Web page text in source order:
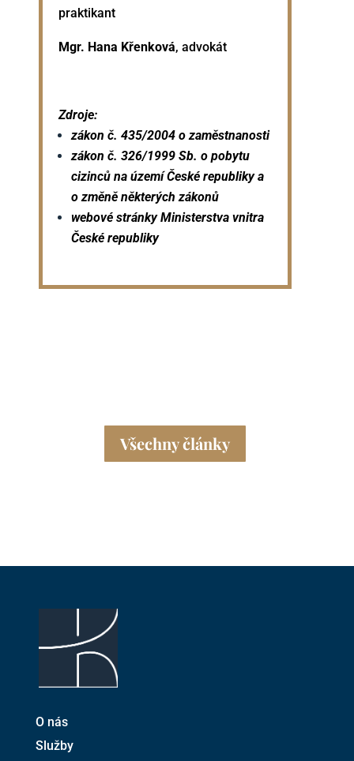
praktikant
Mgr. Hana Křenková, advokát
Zdroje:
zákon č. 435/2004 o zaměstnanosti
zákon č. 326/1999 Sb. o pobytu
cizinců na území České republiky a
o změně některých zákonů
webové stránky Ministerstva vnitra
České republiky
Všechny články
O nás
Služby